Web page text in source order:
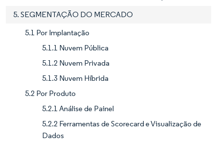
5. SEGMENTAÇÃO DO MERCADO
5.1 Por Implantação
5.1.1 Nuvem Pública
5.1.2 Nuvem Privada
5.1.3 Nuvem Híbrida
5.2 Por Produto
5.2.1 Análise de Painel
5.2.2 Ferramentas de Scorecard e Visualização de
Dados